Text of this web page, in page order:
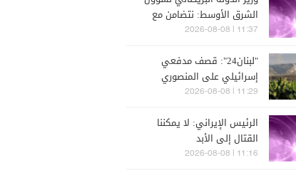
الشرق الأوسط: نتضامن مع
حكومتي السعودية واليمن
11:37 | 2026-08-08
"لبنان24": قصف مدفعي
إسرائيلي على المنصوري
11:29 | 2026-08-08
الرئيس الإيراني: لا يمكننا
القتال إلى الأبد
11:16 | 2026-08-08